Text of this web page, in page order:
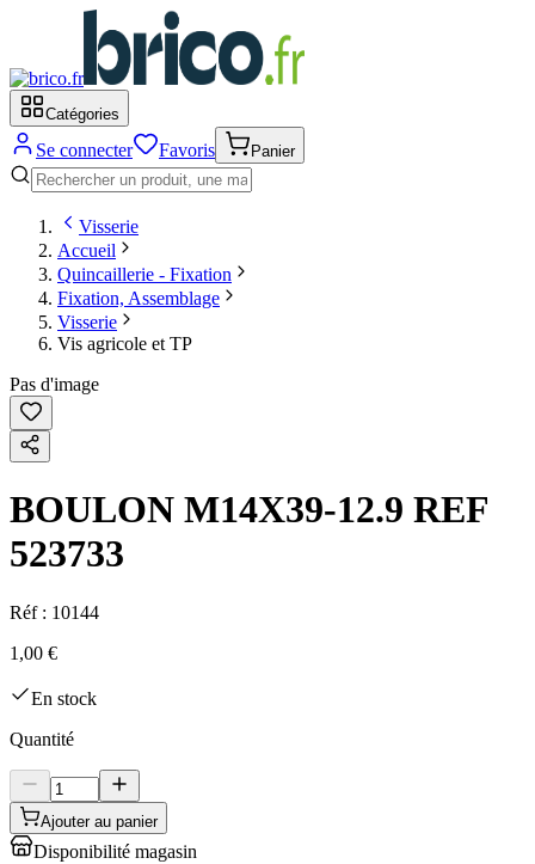
Catégories
Se connecter Favoris Panier
Visserie
Accueil
Quincaillerie - Fixation
Fixation, Assemblage
Visserie
Vis agricole et TP
Pas d'image
BOULON M14X39-12.9 REF
523733
Réf : 10144
1,00 €
En stock
Quantité
Ajouter au panier
Disponibilité magasin